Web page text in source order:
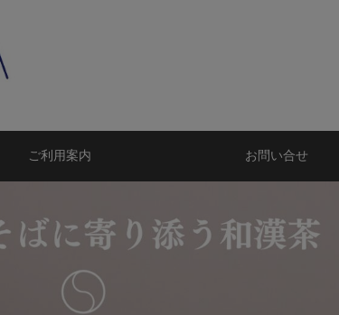
ご利用案内 お問い合せ